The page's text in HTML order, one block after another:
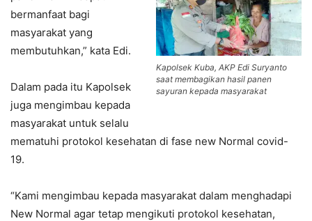
Kapolsek Kuba, AKP Edi Suryanto
saat membagikan hasil panen
sayuran kepada masyarakat
bermanfaat bagi
masyarakat yang
membutuhkan,” kata Edi.
Dalam pada itu Kapolsek
juga mengimbau kepada
masyarakat untuk selalu
mematuhi protokol kesehatan di fase new Normal covid-
19.
“Kami mengimbau kepada masyarakat dalam menghadapi
New Normal agar tetap mengikuti protokol kesehatan,